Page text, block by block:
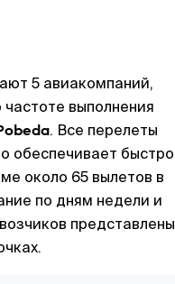
5 авиакомпаний,
выполнения
. Все перелеты
обеспечивает
около 65 вылетов в
по дням недели и
представлены